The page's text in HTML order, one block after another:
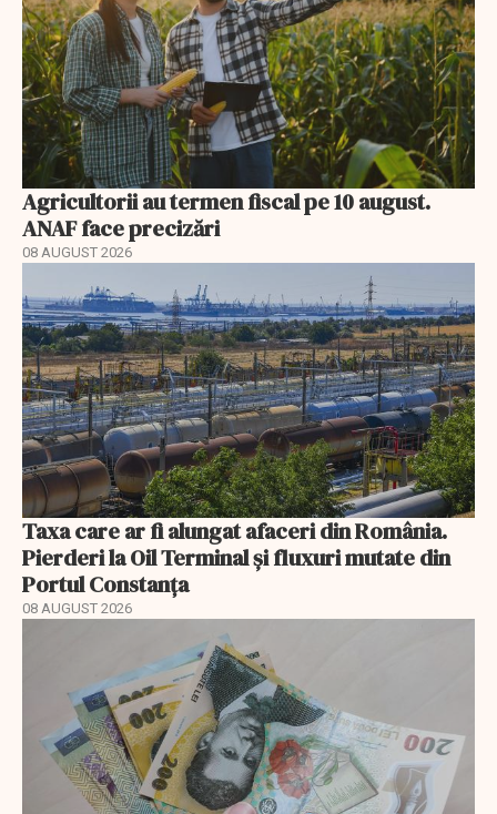
Agricultorii au termen fiscal pe 10 august.
ANAF face precizări
08 AUGUST 2026
Taxa care ar fi alungat afaceri din România.
Pierderi la Oil Terminal și fluxuri mutate din
Portul Constanța
08 AUGUST 2026